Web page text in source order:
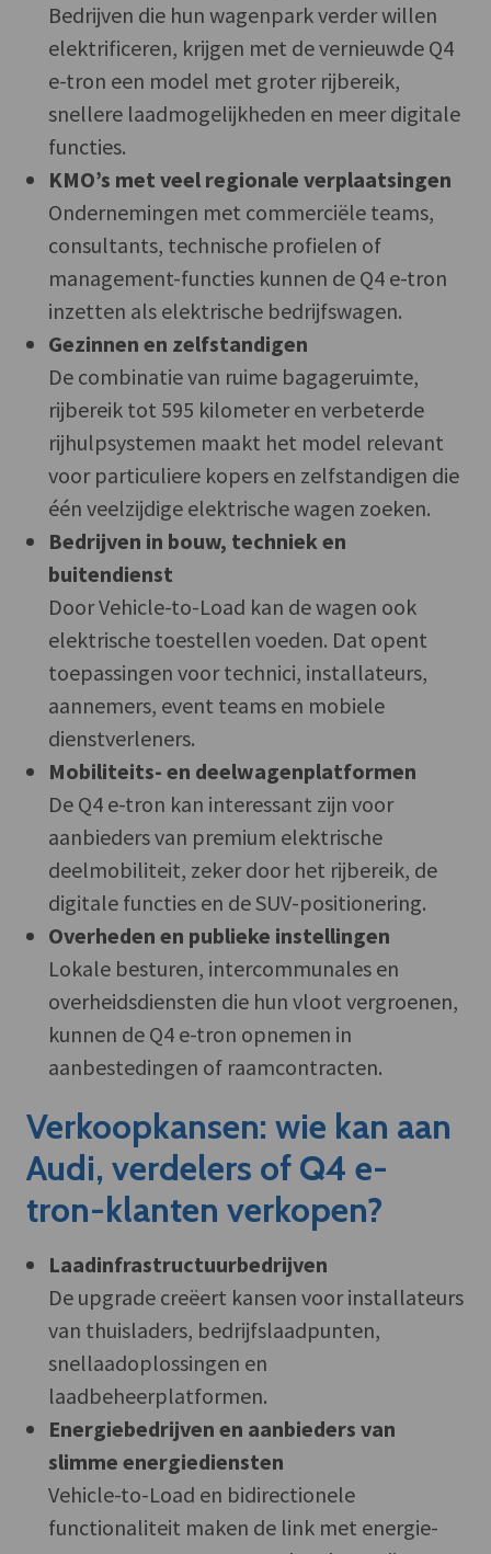
Bedrijven die hun wagenpark verder willen
elektrificeren, krijgen met de vernieuwde Q4
e-tron een model met groter rijbereik,
snellere laadmogelijkheden en meer digitale
functies.
KMO’s met veel regionale verplaatsingen
Ondernemingen met commerciële teams,
consultants, technische profielen of
management-functies kunnen de Q4 e-tron
inzetten als elektrische bedrijfswagen.
Gezinnen en zelfstandigen
De combinatie van ruime bagageruimte,
rijbereik tot 595 kilometer en verbeterde
rijhulpsystemen maakt het model relevant
voor particuliere kopers en zelfstandigen die
één veelzijdige elektrische wagen zoeken.
Bedrijven in bouw, techniek en
buitendienst
Door Vehicle-to-Load kan de wagen ook
elektrische toestellen voeden. Dat opent
toepassingen voor technici, installateurs,
aannemers, event teams en mobiele
dienstverleners.
Mobiliteits- en deelwagenplatformen
De Q4 e-tron kan interessant zijn voor
aanbieders van premium elektrische
deelmobiliteit, zeker door het rijbereik, de
digitale functies en de SUV-positionering.
Overheden en publieke instellingen
Lokale besturen, intercommunales en
overheidsdiensten die hun vloot vergroenen,
kunnen de Q4 e-tron opnemen in
aanbestedingen of raamcontracten.
Verkoopkansen: wie kan aan
Audi, verdelers of Q4 e-
tron-klanten verkopen?
Laadinfrastructuurbedrijven
De upgrade creëert kansen voor installateurs
van thuisladers, bedrijfslaadpunten,
snellaadoplossingen en
laadbeheerplatformen.
Energiebedrijven en aanbieders van
slimme energiediensten
Vehicle-to-Load en bidirectionele
functionaliteit maken de link met energie-